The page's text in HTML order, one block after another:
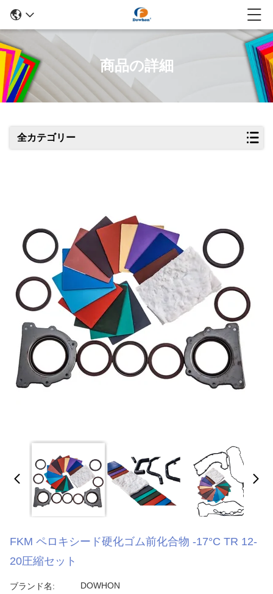
商品の詳細
全カテゴリー
FKM ペロキシード硬化ゴム前化合物 -17°C TR 12-
20圧縮セット
ブランド名: DOWHON